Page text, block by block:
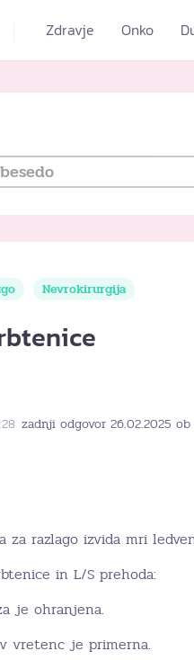
Zdravje Onko
Nevrokirurgija
zadnji odgovor 26.02.2025 ob
za razlago izvida mri
in L/S prehoda:
je ohranjena.
vretenc je primerna.